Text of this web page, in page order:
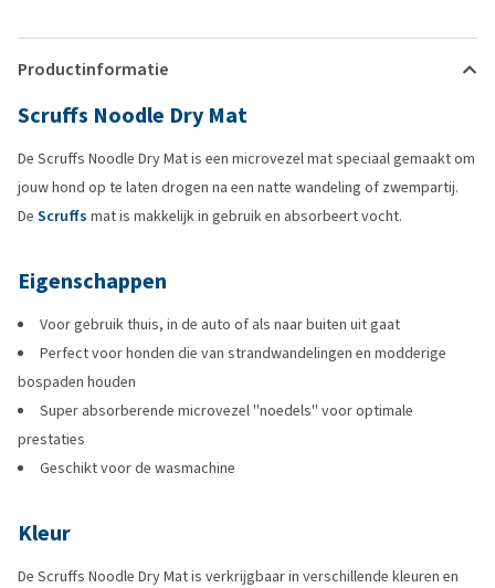
Productinformatie
Scruffs Noodle Dry Mat
De Scruffs Noodle Dry Mat is een microvezel mat speciaal gemaakt om
jouw hond op te laten drogen na een natte wandeling of zwempartij.
De Scruffs mat is makkelijk in gebruik en absorbeert vocht.
Eigenschappen
Voor gebruik thuis, in de auto of als naar buiten uit gaat
Perfect voor honden die van strandwandelingen en modderige
bospaden houden
Super absorberende microvezel ''noedels'' voor optimale
prestaties
Geschikt voor de wasmachine
Kleur
De Scruffs Noodle Dry Mat is verkrijgbaar in verschillende kleuren en